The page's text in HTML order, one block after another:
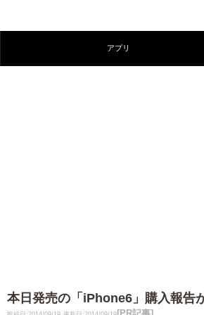
アプリ
本日発売の「iPhone6」購入報告